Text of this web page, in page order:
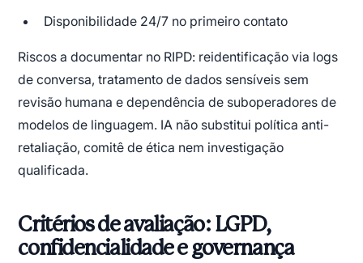
Disponibilidade 24/7 no primeiro contato
Riscos a documentar no RIPD: reidentificação via logs
de conversa, tratamento de dados sensíveis sem
revisão humana e dependência de suboperadores de
modelos de linguagem. IA não substitui política anti-
retaliação, comitê de ética nem investigação
qualificada.
Critérios de avaliação: LGPD,
confidencialidade e governança